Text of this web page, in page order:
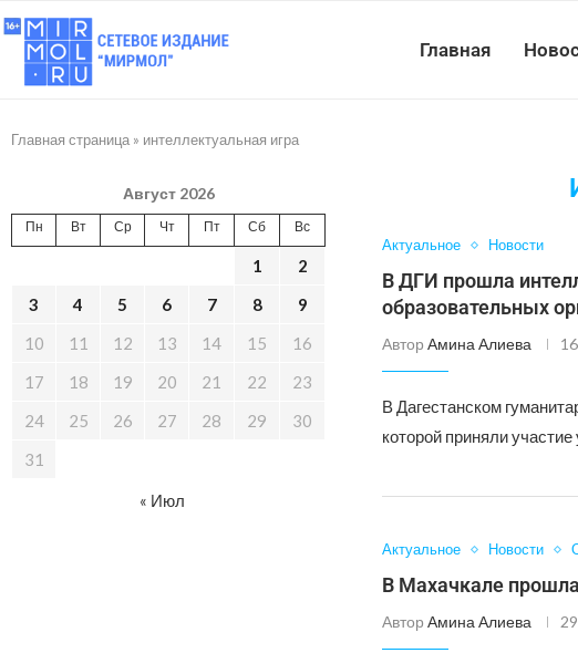
Главная
Главная страница » интеллектуальная игра
Актуальное Новости
В ДГИ прошла
образовательных
Автор Амина Алиева
В Дагестанском
которой приняли
Актуальное Новости
В Махачкале
Автор Амина Алиева
Август 2026
Пн Вт Ср Чт Пт Сб Вс
1
2
3
4 5 6 7 8
9
10
11 12 13 14 15
16
17
18 19 20 21 22
23
24
25 26 27 28 29
30
31
« Июл